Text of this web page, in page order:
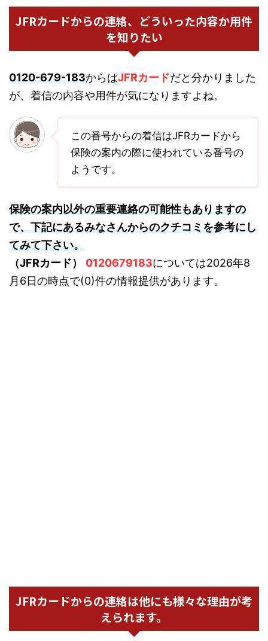
JFRカードからの連絡、どういった内容か用件
を知りたい
0120-679-183からはJFRカードだと分かりました
が、着信の内容や用件が気になりますよね。
この番号からの着信はJFRカードから
保険の案内の際に使われている番号の
ようです。
保険の案内以外の重要連絡の可能性もありますの
で、下記にあるみなさんからのクチコミを参考にし
てみて下さい。
（JFRカード）
0120679183については2026年8
月6日の時点で(0)件の情報提供があります。
JFRカードからの連絡は他にも様々な理由が考
えられます。